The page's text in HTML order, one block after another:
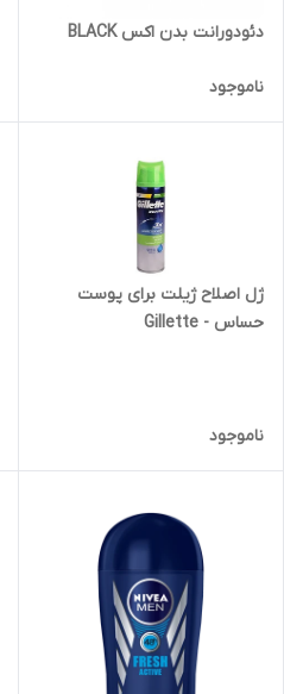
دئودورانت بدن اکس BLACK
ناموجود
ژل اصلاح ژیلت برای پوست
حساس - Gillette
ناموجود